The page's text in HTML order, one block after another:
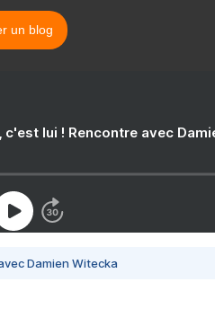
un blog
lui ! Rencontre avec
Damien Witecka